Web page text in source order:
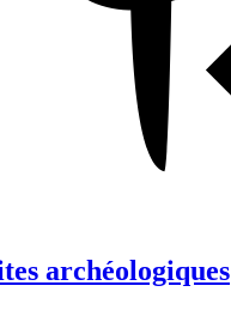
archéologiques